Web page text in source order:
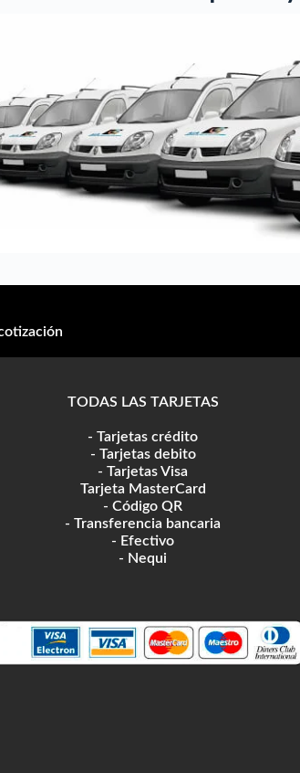
TODAS LAS TARJETAS
- Tarjetas crédito
- Tarjetas debito
- Tarjetas Visa
Tarjeta MasterCard
- Código QR
- Transferencia bancaria
- Efectivo
- Nequi